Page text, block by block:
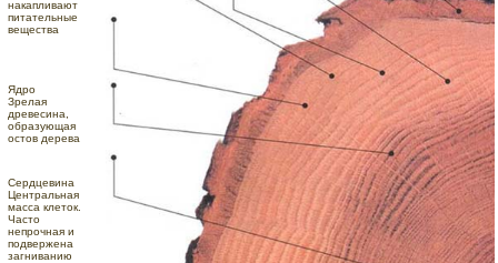
накапливают
питательные
вещества
Ядро
Зрелая
древесина,
образующая
остов дерева
Сердцевина
Центральная
масса клеток.
Часто
непрочная и
подвержена
загниванию